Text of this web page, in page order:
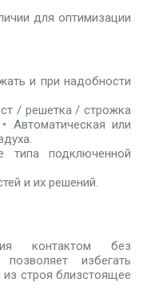
для оптимизации
и при надобности
/ решетка / строжка
Автоматическая или
типа подключенной
и их решений.
контактом без
избегать
строя близстоящее